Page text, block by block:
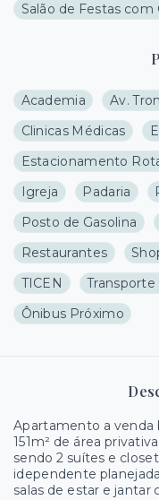
Salão de Festas com
Academia Av.
Clinicas Médicas
Estacionamento
Igreja
Padaria
Posto de Gasolina
Restaurantes
TICEN
Transporte
Ônibus Próximo
Apartamento a venda
151m² de área
sendo 2 suítes e
idependente
salas de estar e jantar